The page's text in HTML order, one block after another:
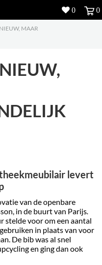
5
MAAR
levert
van de openbare
in de buurt van Parijs.
stelde voor om een aantal
in plaats van voor
De bib was al snel
en ging dan ook
0 0